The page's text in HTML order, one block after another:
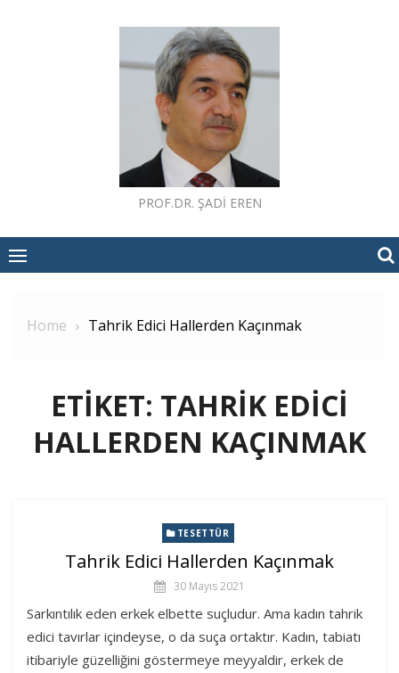
PROF.DR. ŞADI EREN
Home Tahrik Edici Hallerden Kaçınmak
ETIKET: TAHRIK EDICI
HALLERDEN KAÇINMAK
TESETTÜR
Tahrik Edici Hallerden Kaçınmak
30 Mayıs 2021
Sarkıntılık eden erkek elbette suçludur. Ama kadın tahrik
edici tavırlar içindeyse, o da suça ortaktır. Kadın, tabiatı
itibariyle güzelliğini göstermeye meyyaldir, erkek de